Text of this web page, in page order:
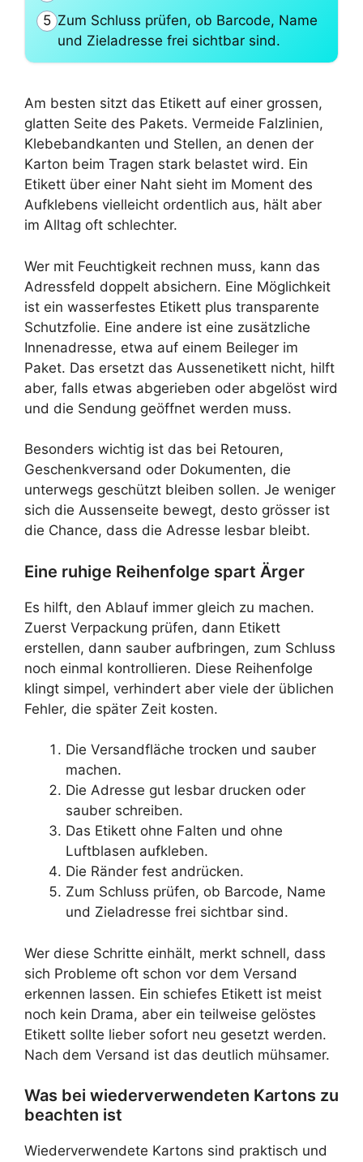
5 Zum Schluss prüfen, ob Barcode, Name
und Zieladresse frei sichtbar sind.
Am besten sitzt das Etikett auf einer grossen,
glatten Seite des Pakets. Vermeide Falzlinien,
Klebebandkanten und Stellen, an denen der
Karton beim Tragen stark belastet wird. Ein
Etikett über einer Naht sieht im Moment des
Aufklebens vielleicht ordentlich aus, hält aber
im Alltag oft schlechter.
Wer mit Feuchtigkeit rechnen muss, kann das
Adressfeld doppelt absichern. Eine Möglichkeit
ist ein wasserfestes Etikett plus transparente
Schutzfolie. Eine andere ist eine zusätzliche
Innenadresse, etwa auf einem Beileger im
Paket. Das ersetzt das Aussenetikett nicht, hilft
aber, falls etwas abgerieben oder abgelöst wird
und die Sendung geöffnet werden muss.
Besonders wichtig ist das bei Retouren,
Geschenkversand oder Dokumenten, die
unterwegs geschützt bleiben sollen. Je weniger
sich die Aussenseite bewegt, desto grösser ist
die Chance, dass die Adresse lesbar bleibt.
Eine ruhige Reihenfolge spart Ärger
Es hilft, den Ablauf immer gleich zu machen.
Zuerst Verpackung prüfen, dann Etikett
erstellen, dann sauber aufbringen, zum Schluss
noch einmal kontrollieren. Diese Reihenfolge
klingt simpel, verhindert aber viele der üblichen
Fehler, die später Zeit kosten.
Die Versandfläche trocken und sauber
machen.
Die Adresse gut lesbar drucken oder
sauber schreiben.
Das Etikett ohne Falten und ohne
Luftblasen aufkleben.
Die Ränder fest andrücken.
Zum Schluss prüfen, ob Barcode, Name
und Zieladresse frei sichtbar sind.
Wer diese Schritte einhält, merkt schnell, dass
sich Probleme oft schon vor dem Versand
erkennen lassen. Ein schiefes Etikett ist meist
noch kein Drama, aber ein teilweise gelöstes
Etikett sollte lieber sofort neu gesetzt werden.
Nach dem Versand ist das deutlich mühsamer.
Was bei wiederverwendeten Kartons zu
beachten ist
Wiederverwendete Kartons sind praktisch und